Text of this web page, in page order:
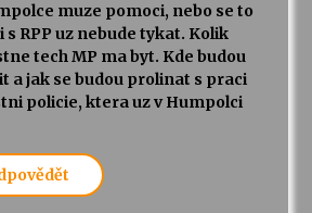
muze pomoci, nebo se to
s RPP uz nebude tykat. Kolik
tech MP ma byt. Kde budou
a jak se budou prolinat s praci
policie, ktera uz v Humpolci